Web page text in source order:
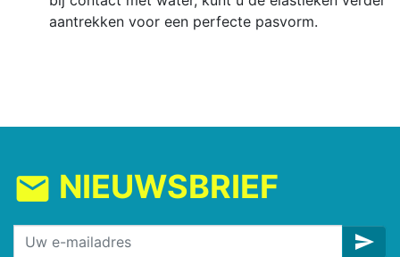
aantrekken voor een perfecte pasvorm.
mail NIEUWSBRIEF
send